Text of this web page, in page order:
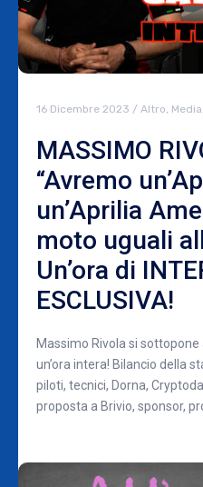
16 Dicembre 2023 / Altro, Media
MASSIMO
“Avremo
un’Aprilia
moto uguali
Un’ora di
ESCLUSIVA!
Massimo Rivola si
un’ora intera! Bilancio della
piloti, tecnici, Dorna,
proposta a Brivio, sponsor,